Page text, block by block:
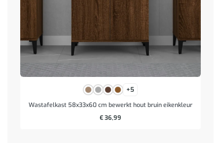
+5
Wastafelkast 58x33x60 cm bewerkt hout bruin eikenkleur
€36,99